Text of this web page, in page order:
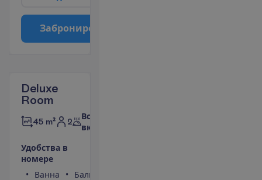
Заброниро
Deluxe
Room
45 m² 2
Все
включено
Удобства в
номере
Ванна
Балкон